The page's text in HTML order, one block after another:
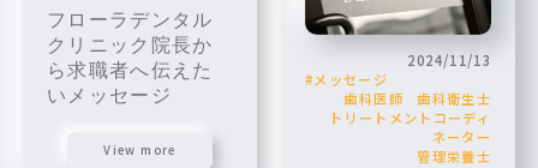
フローラデンタル
クリニック院長か
ら求職者へ伝えた
いメッセージ
View more
2024/11/13
メッセージ
歯科医師
歯科衛生士
トリートメントコーディ
ネーター
管理栄養士